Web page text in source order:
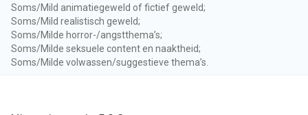
Soms/Mild animatiegeweld of fictief geweld;
Soms/Mild realistisch geweld;
Soms/Milde horror-/angstthema’s;
Soms/Milde seksuele content en naaktheid;
Soms/Milde volwassen/suggestieve thema’s.